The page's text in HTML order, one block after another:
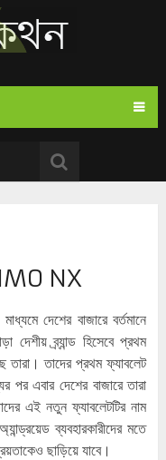
NX
দেশের বাজারে বর্তমানে
দেশীয় ব্র্যান্ড হিসেবে প্রথম
তারা। তাদের প্রথম ফ্যাবলেট
দেশের বাজারে তারা
এই নতুন ফ্যাবলেটটির নাম
ব্যবহারকারীদের মতে
ছাড়িয়ে যাবে।